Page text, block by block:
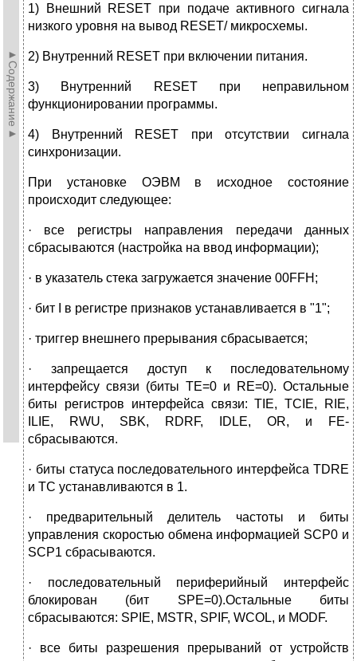
►Содержание►
1) Внешний RESET при подаче активного сигнала
низкого уровня на вывод RESET/ микросхемы.
2) Внутренний RESET при включении питания.
3) Внутренний RESET при неправильном
функционировании программы.
4) Внутренний RESET при отсутствии сигнала
синхронизации.
При установке ОЭВМ в исходное состояние
происходит следующее:
· все регистры направления передачи данных
сбрасываются (настройка на ввод информации);
· в указатель стека загружается значение 00FFH;
· бит I в регистре признаков устанавливается в "1";
· триггер внешнего прерывания сбрасывается;
· запрещается доступ к последовательному
интерфейсу связи (биты ТЕ=0 и RE=0). Остальные
биты регистров интерфейса связи: TIE, TCIE, RIE,
ILIE, RWU, SBK, RDRF, IDLE, OR, и FE-
сбрасываются.
· биты статуса последовательного интерфейса TDRE
и TC устанавливаются в 1.
· предварительный делитель частоты и биты
управления скоростью обмена информацией SCP0 и
SCP1 сбрасываются.
· последовательный периферийный интерфейс
блокирован (бит SPE=0).Остальные биты
сбрасываются: SPIE, MSTR, SPIF, WCOL, и MODF.
· все биты разрешения прерываний от устройств